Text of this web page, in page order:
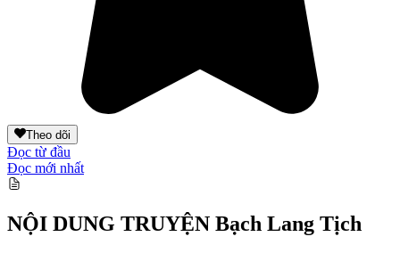
Theo dõi
Đọc từ đầu
Đọc mới nhất
NỘI DUNG TRUYỆN Bạch Lang Tịch